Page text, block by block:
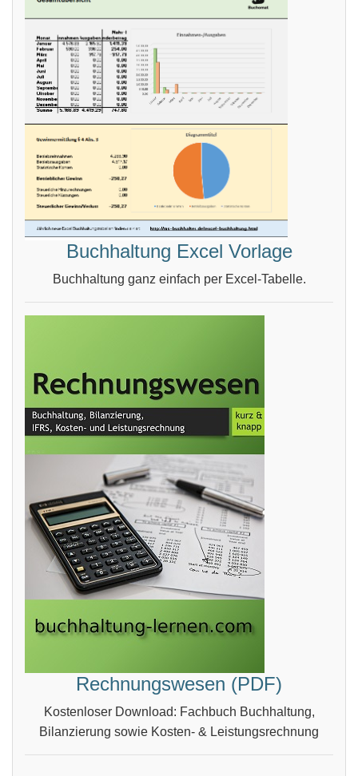
Buchhaltung Excel Vorlage
Buchhaltung ganz einfach per Excel-Tabelle.
Rechnungswesen (PDF)
Kostenloser Download: Fachbuch Buchhaltung,
Bilanzierung sowie Kosten- & Leistungsrechnung